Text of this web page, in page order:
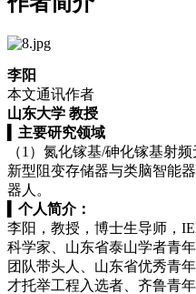
李阳
本文通讯作者
山东大学 教授
主要研究领域
（1）氮化镓基/砷化镓基射
新型阻变存储器与类脑智能
器人。
个人简介：
李阳，教授，博士生导师，
科学家、山东省泰山学者青
团队带头人、山东省优秀青
才托举工程入选者、齐鲁青